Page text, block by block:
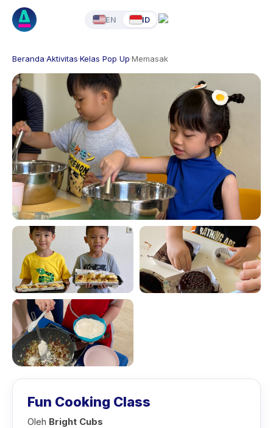
EN ID
Beranda·Aktivitas·Kelas Pop Up·Memasak
Fun Cooking Class
Oleh Bright Cubs